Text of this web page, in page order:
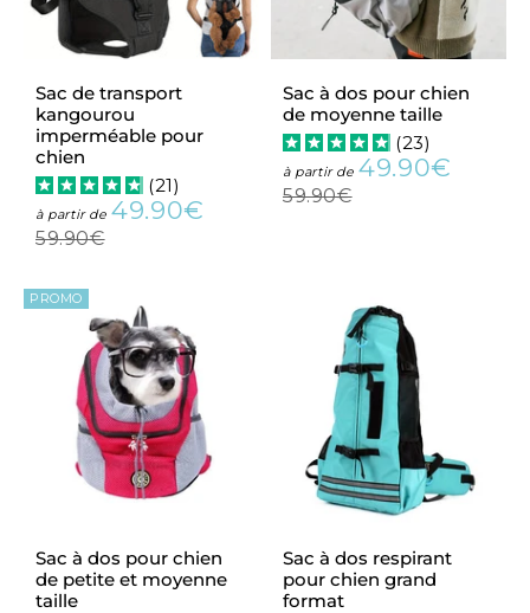
Sac de transport
kangourou
imperméable pour
chien
(21)
à partir dePrix
49.90€
59.90€59.90€
Sac à dos pour chien
de moyenne taille
(23)
à partir dePrix
49.90€
59.90€59.90€
PROMO
Sac à dos pour chien
de petite et moyenne
taille
Sac à dos respirant
pour chien grand
format